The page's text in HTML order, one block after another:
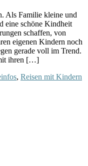
Als Familie kleine und
eine schöne Kindheit
schaffen, von
eigenen Kindern noch
gerade voll im Trend.
ihren […]
, Reisen mit Kindern